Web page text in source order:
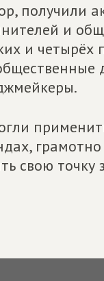
получили
и
и четырёх
грамотно
свою точку